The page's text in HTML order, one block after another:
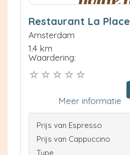
Restaurant La Place
Amsterdam
1.4 km
Waardering:
Meer informatie
Prijs van Espresso
Prijs van Cappuccino
Type